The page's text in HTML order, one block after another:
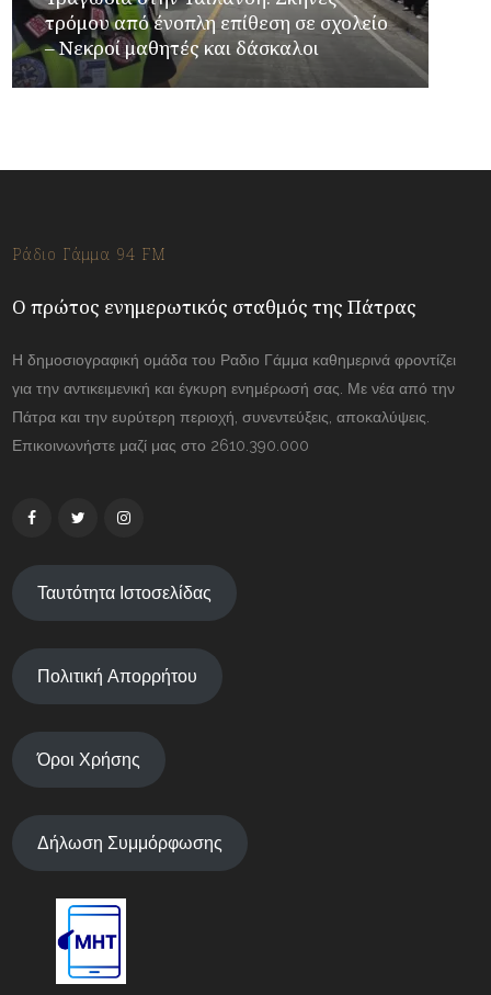
τρόμου από ένοπλη επίθεση σε σχολείο
– Νεκροί μαθητές και δάσκαλοι
Ράδιο Γάμμα 94 FM
Ο πρώτος ενημερωτικός σταθμός της Πάτρας
Η δημοσιογραφική ομάδα του Ραδιο Γάμμα καθημερινά φροντίζει
για την αντικειμενική και έγκυρη ενημέρωσή σας. Με νέα από την
Πάτρα και την ευρύτερη περιοχή, συνεντεύξεις, αποκαλύψεις.
Επικοινωνήστε μαζί μας στο 2610.390.000
Ταυτότητα Ιστοσελίδας
Πολιτική Απορρήτου
Όροι Χρήσης
Δήλωση Συμμόρφωσης